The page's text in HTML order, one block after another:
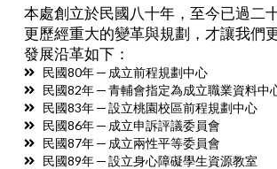
本處創立於民國八十年，至今已過二
更歷經重大的變革與規劃，才讓我們
發展沿革如下：
民國80年 ─ 成立前程規劃中心
民國82年 ─ 青輔會指定為成立職業資料中
民國83年 ─ 設立桃園校區前程規劃中心
民國86年 ─ 成立申訴評議委員會
民國87年 ─ 成立兩性平等委員會
民國89年 ─ 設立身心障礙學生資源教室